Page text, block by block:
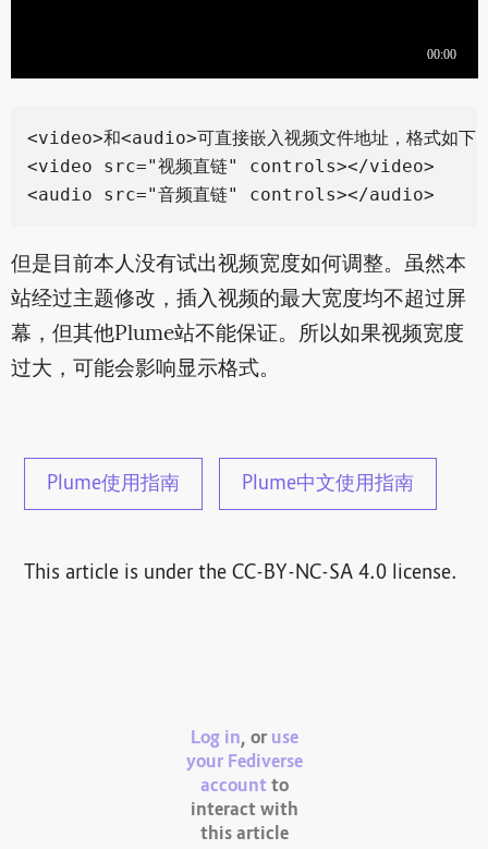
<video>和<audio>可直接嵌入视频文件地址，格式如下
<video src="视频直链" controls></video>
但是目前本人没有试出视频宽度如何调整。虽然本
站经过主题修改，插入视频的最大宽度均不超过屏
幕，但其他Plume站不能保证。所以如果视频宽度
过大，可能会影响显示格式。
Plume使用指南 Plume中文使用指南
This article is under the CC-BY-NC-SA 4.0 license.
Log in, or use
your Fediverse
account to
interact with
this article